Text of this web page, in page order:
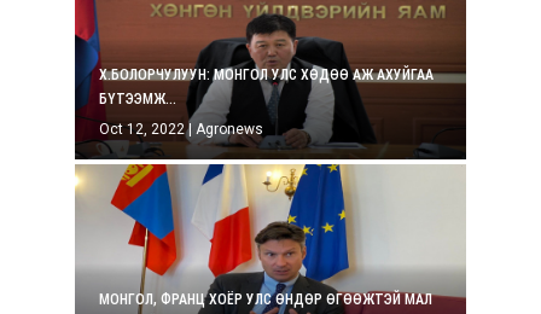
Х.БОЛОРЧУЛУУН: МОНГОЛ УЛС ХӨДӨӨ АЖ АХУЙГАА
БҮТЭЭМЖ...
Oct 12, 2022 | Agronews
МОНГОЛ, ФРАНЦ ХОЁР УЛС ӨНДӨР ӨГӨӨЖТЭЙ МАЛ